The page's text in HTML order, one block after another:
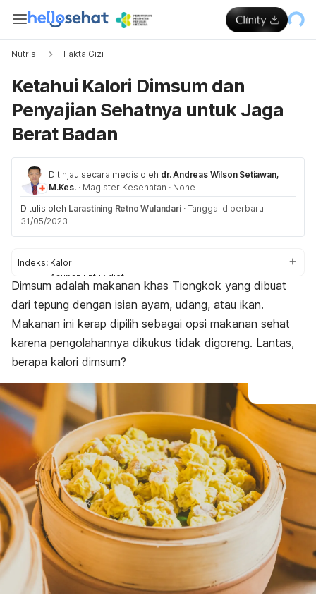
Nutrisi Fakta Gizi
Ketahui Kalori Dimsum dan
Penyajian Sehatnya untuk Jaga
Berat Badan
Ditinjau secara medis oleh dr. Andreas Wilson Setiawan,
M.Kes. · Magister Kesehatan · None
Ditulis oleh Larastining Retno Wulandari · Tanggal diperbarui
31/05/2023
Indeks: Kalori
Asupan untuk diet
Penyajian sehat
Dimsum adalah makanan khas Tiongkok yang dibuat
dari tepung dengan isian ayam, udang, atau ikan.
Makanan ini kerap dipilih sebagai opsi makanan sehat
karena pengolahannya dikukus tidak digoreng. Lantas,
berapa kalori dimsum?